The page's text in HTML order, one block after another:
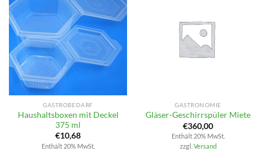
GASTROBEDARF
Haushaltsboxen mit Deckel
375 ml
€10,68
Enthält 20% MwSt.
GASTRONOMIE
Gläser-Geschirrspüler Miete
€360,00
Enthält 20% MwSt.
zzgl. Versand